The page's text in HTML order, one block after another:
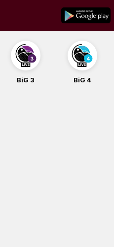
content
BiG 3 BiG 4